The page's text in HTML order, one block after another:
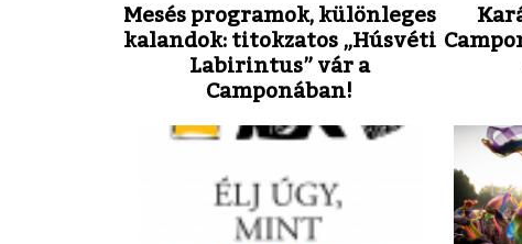
Mesés programok, különleges
kalandok: titokzatos „Húsvéti
Labirintus” vár a
Camponában!